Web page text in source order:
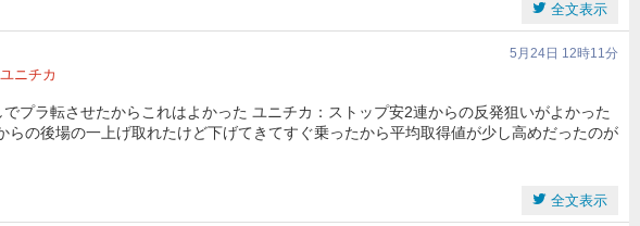
全文表示
5月24日 12時11分
ユニチカ
プラ転させたからこれはよかった ユニチカ：ストップ安2連からの反発狙いがよかった
の後場の一上げ取れたけど下げてきてすぐ乗ったから平均取得値が少し高めだったのが
全文表示